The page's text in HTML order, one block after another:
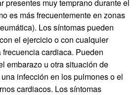
presentes muy temprano durante el
es más frecuentemente en zonas
Los síntomas pueden
el ejercicio o con cualquier
cardiaca. Pueden
embarazo u otra situación de
infección en los pulmones o el
cardiacos. Los síntomas